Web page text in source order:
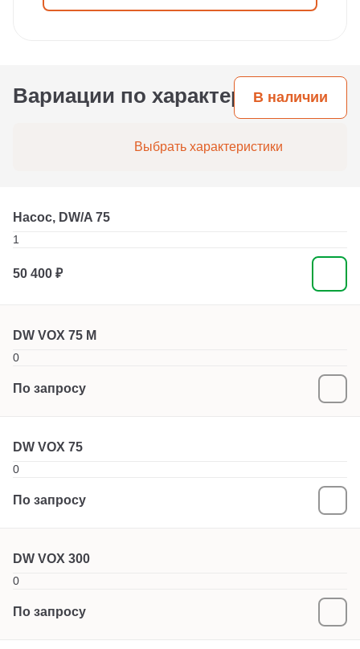
Вариации по характеристикам
В наличии
Выбрать характеристики
Насос, DW/A 75
1
50 400 ₽
DW VOX 75 M
0
По запросу
DW VOX 75
0
По запросу
DW VOX 300
0
По запросу